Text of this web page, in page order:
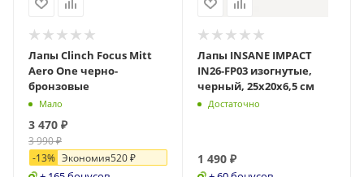
Лапы Clinch Focus Mitt
Aero One черно-
бронзовые
Мало
3 470 ₽
3 990₽
-13% Экономия520₽
Лапы INSANE IMPACT
IN26-FP03 изогнутые,
черный, 25х20х6,5 см
Достаточно
1 490₽